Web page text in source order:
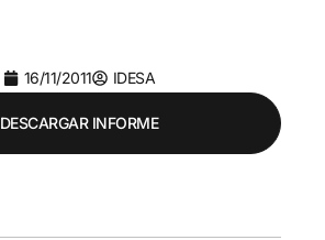
16/11/2011 IDESA
DESCARGAR INFORME